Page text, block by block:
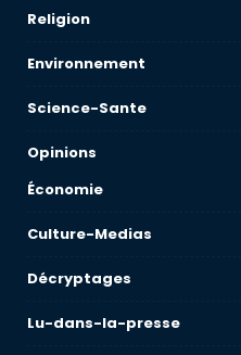
Religion
Environnement
Science-Sante
Opinions
Économie
Culture-Medias
Décryptages
Lu-dans-la-presse